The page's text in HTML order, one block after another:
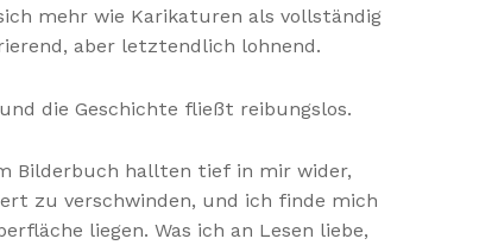
mehr wie Karikaturen als vollständig
aber letztendlich lohnend.
die Geschichte fließt reibungslos.
Bilderbuch hallten tief in mir wider,
zu verschwinden, und ich finde mich
liegen. Was ich an Lesen liebe,